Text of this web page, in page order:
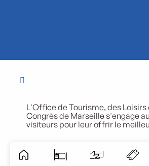
L'Office de Tourisme, des Loisirs
Congrès de Marseille s'engage
visiteurs pour leur offrir le